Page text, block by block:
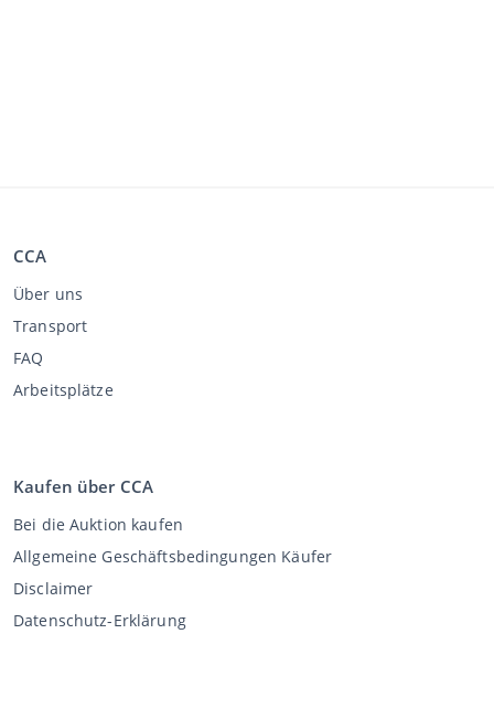
CCA
Über uns
Transport
FAQ
Arbeitsplätze
Kaufen über CCA
Bei die Auktion kaufen
Allgemeine Geschäftsbedingungen Käufer
Disclaimer
Datenschutz-Erklärung